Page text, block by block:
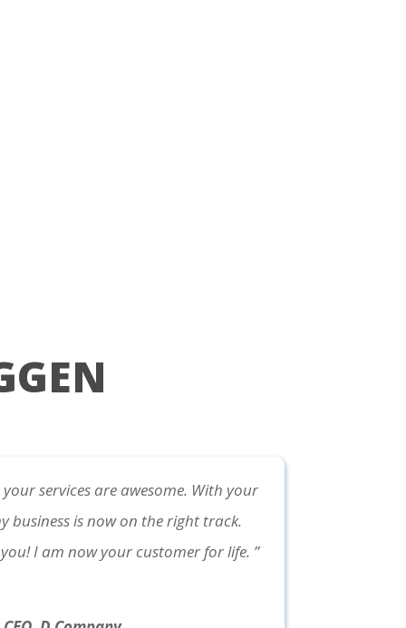
your services are awesome. With your
business is now on the right track.
I am now your customer for life. ”